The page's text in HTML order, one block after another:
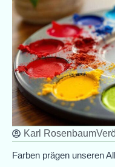
Karl Rosenbaum
Farben prägen unseren